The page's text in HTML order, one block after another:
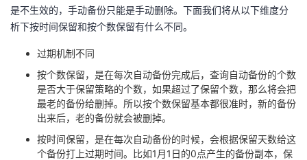
子
直
的
动
我
关
的
发
我
Programs
的
是不生效的，手动备份只能是手动删除。下面我们将从以下维度分
析下按时间保留和按个数保留有什么不同。
过期机制不同
按个数保留，是在每次自动备份完成后，查询自动备份的个数
是否大于保留策略的个数，如果超过了保留个数，那么将会把
最老的备份给删掉。所以按个数保留基本都很准时，新的备份
出来后，老的备份就会被删掉。
按时间保留，是在每次自动备份的时候，会根据保留天数给这
个备份打上过期时间。比如1 月1 日的0点产生的备份副本，保